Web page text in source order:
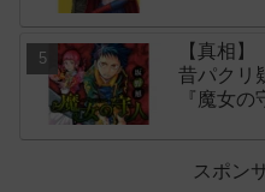
【真相
昔パクリ
『魔女
スポン